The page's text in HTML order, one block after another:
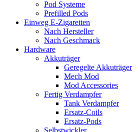
Pod Systeme
Prefilled Pods
Einweg E-Zigaretten
Nach Hersteller
Nach Geschmack
Hardware
Akkuträger
Geregelte Akkuträger
Mech Mod
Mod Accessories
Fertig Verdampfer
Tank Verdampfer
Ersatz-Coils
Ersatz-Pods